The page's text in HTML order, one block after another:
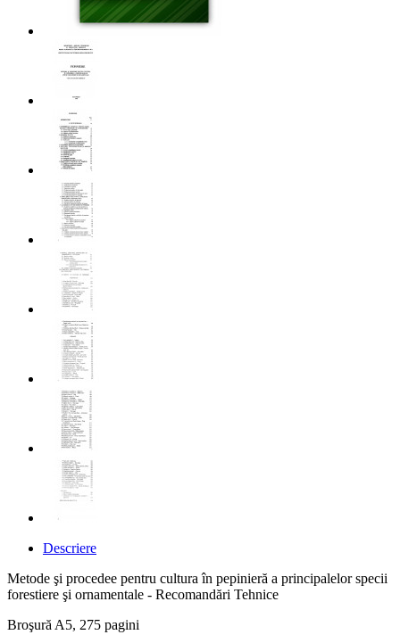
Descriere
Metode şi procedee pentru cultura în pepinieră a principalelor specii
forestiere şi ornamentale - Recomandări Tehnice
Broşură A5, 275 pagini